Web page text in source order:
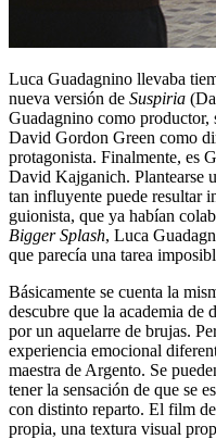
Luca Guadagnino llevaba
nueva versión de Suspiria
Guadagnino como productor,
David Gordon Green como
protagonista. Finalmente, es
David Kajganich. Plantearse
tan influyente puede resultar
guionista, que ya habían
Bigger Splash, Luca
que parecía una tarea
Básicamente se cuenta la
descubre que la academia de
por un aquelarre de brujas.
experiencia emocional
maestra de Argento. Se
tener la sensación de que se
con distinto reparto. El film
propia, una textura visual